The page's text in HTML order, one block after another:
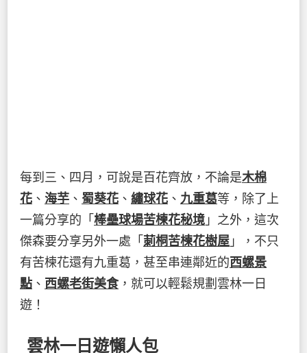
每到三、四月，可說是百花齊放，不論是木棉
花 、 海芋 、 蜀葵花 、 繡球花 、 九重葛等，除了上
一篇分享的「 棒壘球場苦楝花秘境 」之外，這次
傑森要分享另外一處「 莿桐苦楝花樹屋 」，不只
有苦楝花還有九重葛，甚至串連鄰近的西螺景
點 、 西螺老街美食，就可以輕鬆規劃雲林一日
遊！
雲林一日遊懶人包